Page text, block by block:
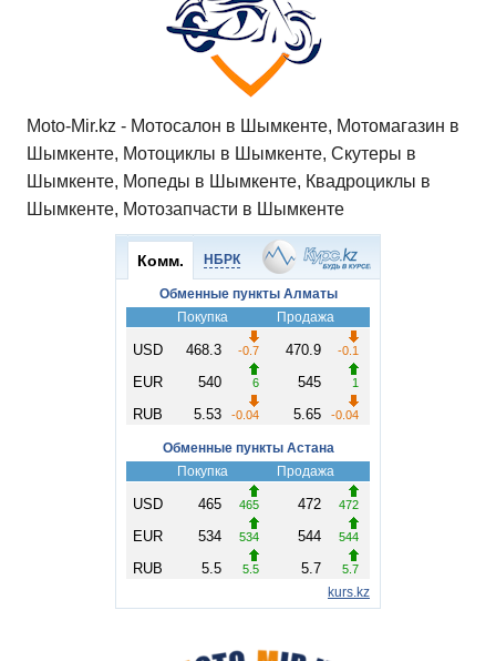
Moto-Mir.kz - Мотосалон в Шымкенте, Мотомагазин в
Шымкенте, Мотоциклы в Шымкенте, Скутеры в
Шымкенте, Мопеды в Шымкенте, Квадроциклы в
Шымкенте, Мотозапчасти в Шымкенте